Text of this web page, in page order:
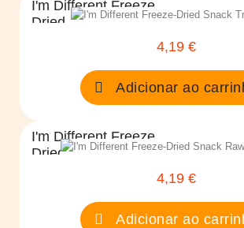
I'm Different Freeze
Dried...
4,19 €
Adicionar ao
I'm Different Freeze
Dried...
4,19 €
Adicionar ao